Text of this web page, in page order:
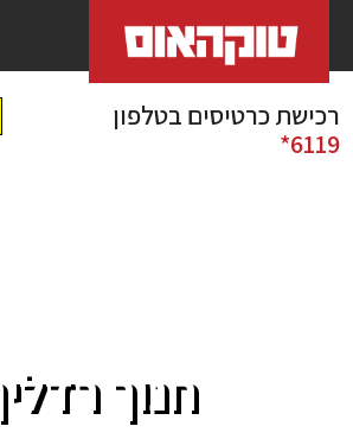
רכישת כרטיסים בטלפון
6119*
חנוך